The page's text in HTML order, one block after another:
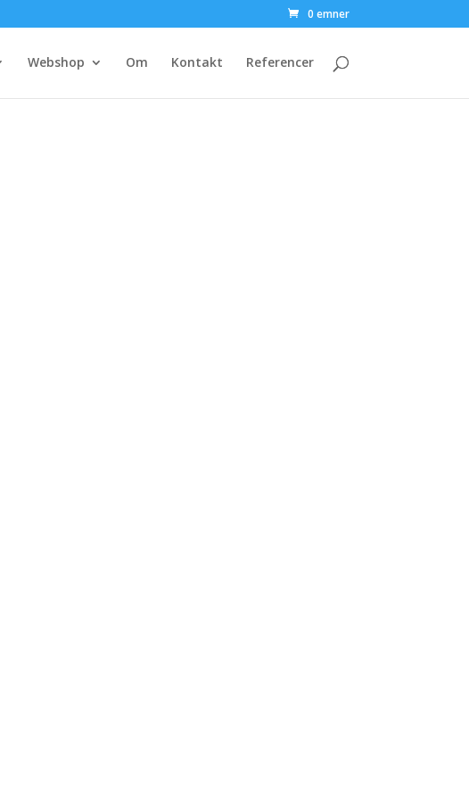
0 emner
Webshop Om Kontakt Referencer